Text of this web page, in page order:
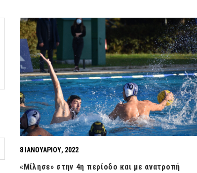
8 ΙΑΝΟΥΑΡΊΟΥ, 2022
«Μίλησε» στην 4η περίοδο και με ανατροπή